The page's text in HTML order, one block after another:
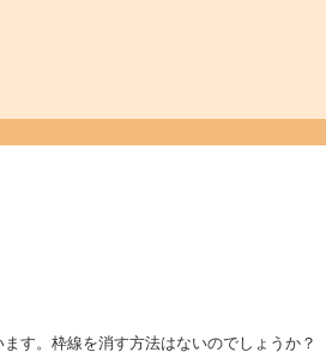
す。枠線を消す方法はないのでしょうか？